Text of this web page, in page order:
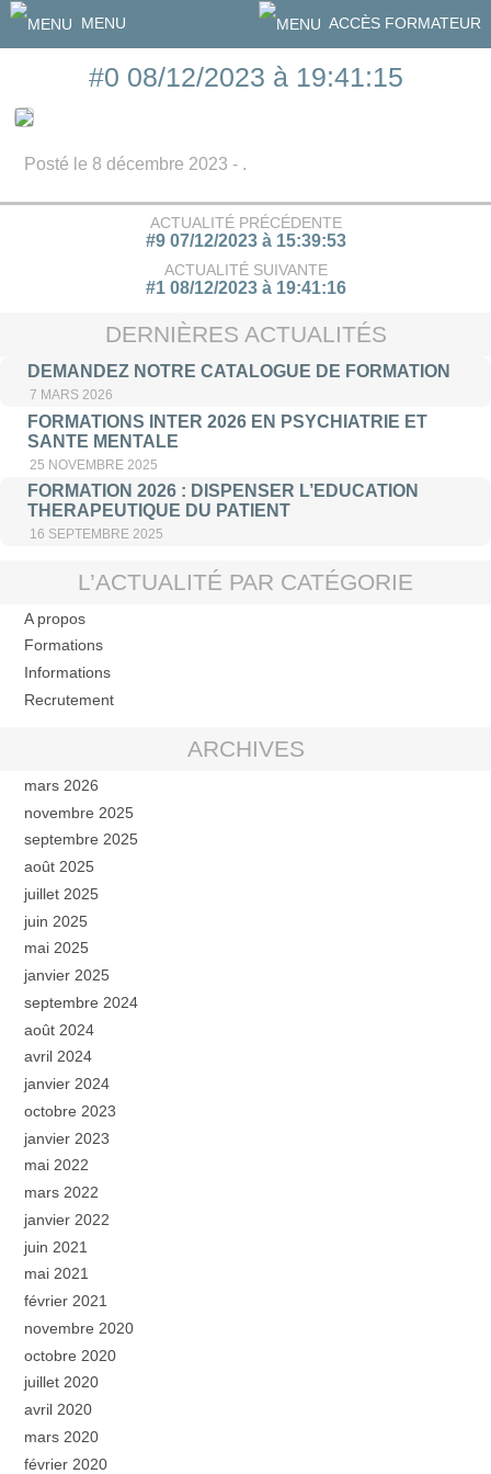
MENU ACCÈS FORMATEUR
#0 08/12/2023 à 19:41:15
Posté le 8 décembre 2023 - .
ACTUALITÉ PRÉCÉDENTE
#9 07/12/2023 à 15:39:53
ACTUALITÉ SUIVANTE
#1 08/12/2023 à 19:41:16
DERNIÈRES ACTUALITÉS
DEMANDEZ NOTRE CATALOGUE DE FORMATION
7 MARS 2026
FORMATIONS INTER 2026 EN PSYCHIATRIE ET
SANTE MENTALE
25 NOVEMBRE 2025
FORMATION 2026 : DISPENSER L’EDUCATION
THERAPEUTIQUE DU PATIENT
16 SEPTEMBRE 2025
L’ACTUALITÉ PAR CATÉGORIE
A propos
Formations
Informations
Recrutement
ARCHIVES
mars 2026
novembre 2025
septembre 2025
août 2025
juillet 2025
juin 2025
mai 2025
janvier 2025
septembre 2024
août 2024
avril 2024
janvier 2024
octobre 2023
janvier 2023
mai 2022
mars 2022
janvier 2022
juin 2021
mai 2021
février 2021
novembre 2020
octobre 2020
juillet 2020
avril 2020
mars 2020
février 2020